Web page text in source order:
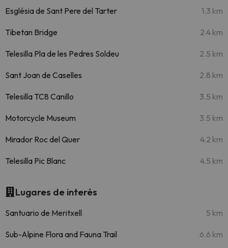
Església de Sant Pere del Tarter 1.3 km
Tibetan Bridge 2.4 km
Telesilla Pla de les Pedres Soldeu 2.5 km
Sant Joan de Caselles 2.8 km
Telesilla TC8 Canillo 3.5 km
Motorcycle Museum 3.5 km
Mirador Roc del Quer 4.2 km
Telesilla Pic Blanc 4.5 km
Lugares de interés
Santuario de Meritxell 5 km
Sub-Alpine Flora and Fauna Trail 6.6 km